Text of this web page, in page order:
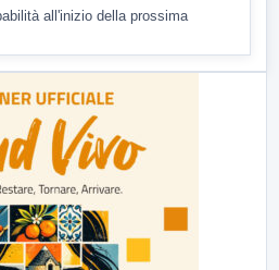
all'inizio della prossima